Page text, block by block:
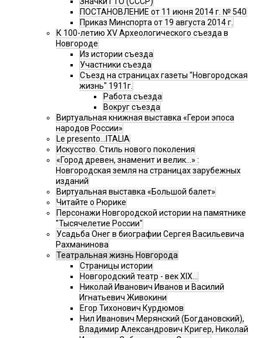
ПОСТАНОВЛЕНИЕ от 11 июня 2014 г. № 540
Приказ Минспорта от 19 августа 2014 г.
К 100-летию XV Археологического съезда в
Новгороде
Из истории съезда
Участники съезда
Cъезд на страницах газеты "Новгородская
жизнь" 1911г.
Работа съезда
Вокруг съезда
Виртуальная книжная выставка «Герои эпоса
народов России»
Le presento...ITALIA
Искусство. Стиль нового поколения
«Город древен, знаменит и велик…» :
Новгородская земля на страницах зарубежных
изданий
Виртуальная выставка «Большой балет»
Читайте о Рюрике
Персонажи Новгородской истории на памятнике
"Тысячелетие России"
Усадьба Онег в биографии Сергея Васильевича
Рахманинова
Театральная жизнь Новгорода
Страницы истории
Новгородский театр - век XIX…
Николай Иванович Иванов и Василий
Игнатьевич Живокини
Егор Тихонович Курдюмов
Нил Иванович Мерянский (Богдановский),
Владимир Александрович Кригер, Николай